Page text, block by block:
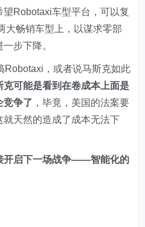
Robotaxi车型平台，可以复
大畅销车型上，以谋求零部
步下降。
Robotaxi，或者说马斯克如此
克可能是看到在卷成本上面是
竞争了 ，毕竟，美国的法案要
天然的造成了成本无法下
开启下一场战争——智能化的